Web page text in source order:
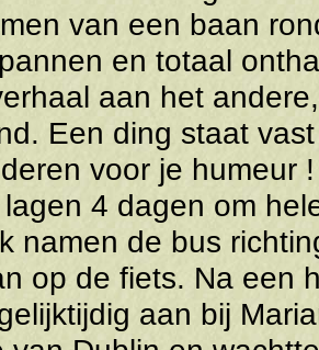
van een baan
en totaal
aan het
Een ding staat
voor je humeur !
4 dagen om
namen de bus
op de fiets. Na een
aan bij